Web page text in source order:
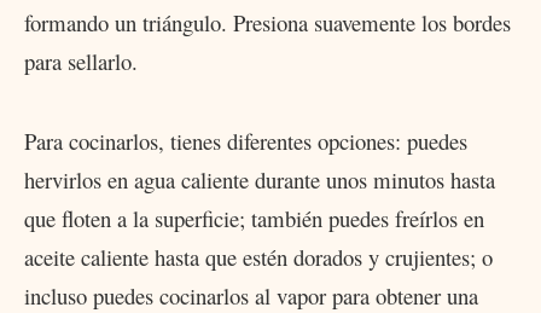
formando un triángulo. Presiona suavemente los bordes
para sellarlo.
Para cocinarlos, tienes diferentes opciones: puedes
hervirlos en agua caliente durante unos minutos hasta
que floten a la superficie; también puedes freírlos en
aceite caliente hasta que estén dorados y crujientes; o
incluso puedes cocinarlos al vapor para obtener una